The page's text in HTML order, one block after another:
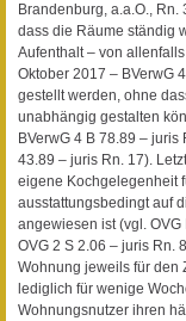
Brandenburg, a.a.O.,
dass die Räume ständig
Aufenthalt – von
Oktober 2017 – BVerwG
gestellt werden, ohne
unabhängig gestalten
BVerwG 4 B 78.89 –
43.89 – juris Rn. 17).
eigene Kochgelegenheit
ausstattungsbedingt auf
angewiesen ist (vgl.
OVG 2 S 2.06 – juris Rn.
Wohnung jeweils für den
lediglich für wenige
Wohnungsnutzer ihren